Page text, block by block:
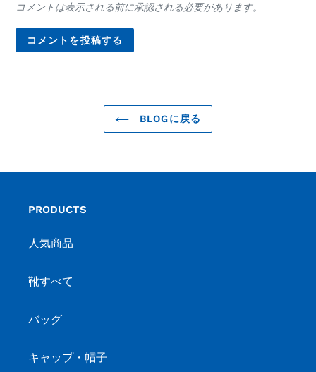
コメントは表示される前に承認される必要があります。
BLOGに戻る
PRODUCTS
人気商品
靴すべて
バッグ
キャップ・帽子